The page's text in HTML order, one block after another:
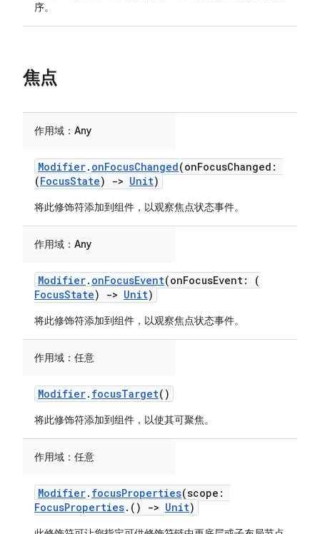
序。
焦点
作用域： Any
Modifier. onFocusChanged(onFocusChanged:
(FocusState) -> Unit)
将此修饰符添加到组件，以观察焦点状态事件。
作用域： Any
Modifier. onFocusEvent(onFocusEvent: (
FocusState) -> Unit)
将此修饰符添加到组件，以观察焦点状态事件。
作用域： 任意
Modifier. focusTarget()
将此修饰符添加到组件，以使其可聚焦。
作用域： 任意
Modifier. focusProperties(scope:
FocusProperties.() -> Unit)